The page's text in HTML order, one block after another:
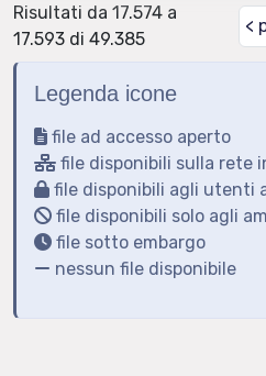
Risultati da 17.574 a
17.593 di 49.385
<
Legenda icone
file ad accesso aperto
file disponibili sulla rete
file disponibili agli utenti
file disponibili solo agli
file sotto embargo
nessun file disponibile